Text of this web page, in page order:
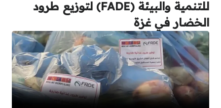
للتنمية والبيئة (FADE) لتوزيع طرود
الخضار في غزة